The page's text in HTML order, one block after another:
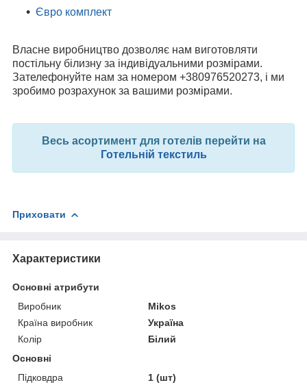
Євро комплект
Власне виробництво дозволяє нам виготовляти
постільну білизну за індивідуальними розмірами.
Зателефонуйте нам за номером +380976520273, і ми
зробимо розрахунок за вашими розмірами.
Весь асортимент для готелів перейти на
Готельній текстиль
Приховати
Характеристики
Основні атрибути
Виробник
Mikos
Країна виробник
Україна
Колір
Білий
Основні
Підковдра
1 (шт)